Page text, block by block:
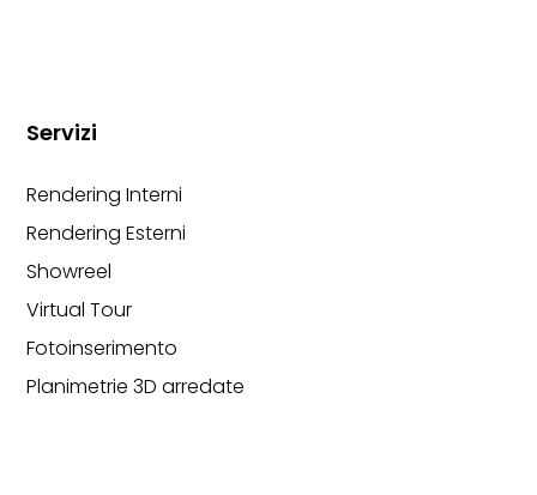
Servizi
Rendering Interni
Rendering Esterni
Showreel
Virtual Tour
Fotoinserimento
Planimetrie 3D arredate